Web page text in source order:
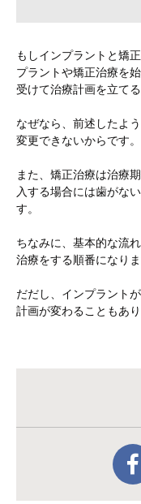
もしインプラントと矯
プラントや矯正治療を
受けて治療計画を立て
なぜなら、前述したよ
変更できないからです。
また、矯正治療は治療
入する場合には歯がな
す。
ちなみに、基本的な流
治療をする順番になりま
だだし、インプラント
計画が変わることもあり